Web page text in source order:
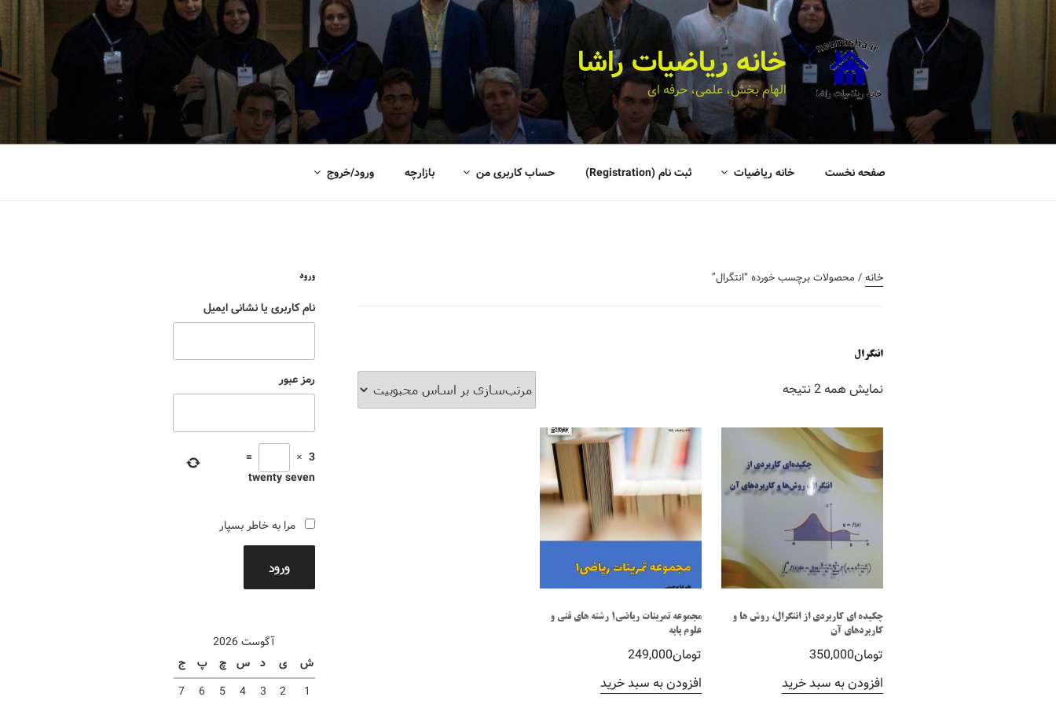
خانه ریاضیات راشا
الهام بخش، علمی، حرفه ای
صفحه نخست خانه ریاضیات ثبت نام (Registration) حساب کاربری من بازارچه ورود/خروج
خانه/ محصولات برچسب خورده “انتگرال”
انتگرال
نمایش همه 2 نتیجه
چکیده ای کاربردی از انتگرال، روش ها و
کاربردهای آن
تومان350,000
افزودن به سبد خرید
مجموعه تمرینات ریاضی1 رشته های فنی و
علوم پایه
تومان249,000
افزودن به سبد خرید
ورود
نام کاربری یا نشانی ایمیل
رمز عبور
3
×
=
twenty seven
مرا به خاطر بسپار
ورود
آگوست 2026
ش
ی د س چ پ
ج
1
2
3
4
5
6
7